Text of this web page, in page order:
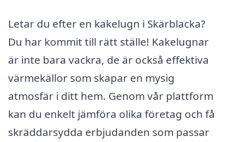
Letar du efter en kakelugn i Skärblacka?
Du har kommit till rätt ställe! Kakelugnar
är inte bara vackra, de är också effektiva
värmekällor som skapar en mysig
atmosfär i ditt hem. Genom vår plattform
kan du enkelt jämföra olika företag och få
skräddarsydda erbjudanden som passar